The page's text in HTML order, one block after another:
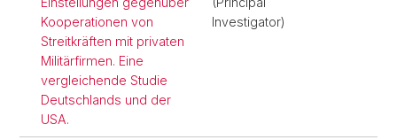
Kooperationen von
Streitkräften mit privaten
Militärfirmen. Eine
vergleichende Studie
Deutschlands und der
USA.
Investigator)